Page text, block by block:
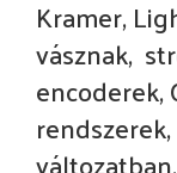
Kramer,
vásznak,
encoderek,